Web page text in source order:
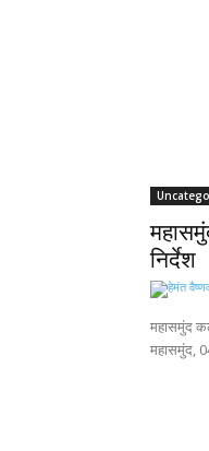
निर्देश
महासमुंद
महासमुंद,